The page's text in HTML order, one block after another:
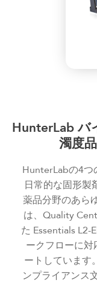
HunterLab バ
濁度
HunterLabの4つ
日常的な固形製
薬品分野のあら
は、Quality
た Essentials L2-
ークフローに対
ートしています
ンプライアンス